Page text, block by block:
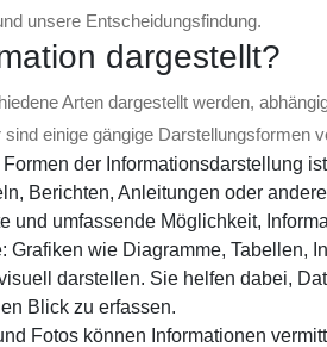
unsere Entscheidungsfindung.
dargestellt?
Arten dargestellt werden,
einige gängige Darstellungsformen
der Informationsdarstellung
Berichten, Anleitungen oder
und umfassende Möglichkeit,
Grafiken wie Diagramme, Tabellen,
darstellen. Sie helfen dabei,
Blick zu erfassen.
Fotos können Informationen